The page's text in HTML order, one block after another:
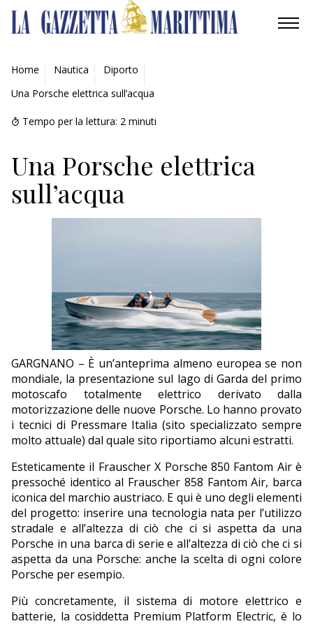
AMBIENTE
MOBILITÀ
INDUSTRIA
RICERCA
ECONOMIA
NAUTICA
EDITORIALI
Home Nautica
Diporto
Una Porsche elettrica sull’acqua
Tempo per la lettura: 2 minuti
Una Porsche elettrica
sull’acqua
GARGNANO – È un’anteprima almeno europea se non
mondiale, la presentazione sul lago di Garda del primo
motoscafo totalmente elettrico derivato dalla
motorizzazione delle nuove Porsche. Lo hanno provato
i tecnici di Pressmare Italia (sito specializzato sempre
molto attuale) dal quale sito riportiamo alcuni estratti.
Esteticamente il Frauscher X Porsche 850 Fantom Air è
pressoché identico al Frauscher 858 Fantom Air, barca
iconica del marchio austriaco. E qui è uno degli elementi
del progetto: inserire una tecnologia nata per l’utilizzo
stradale e all’altezza di ciò che ci si aspetta da una
Porsche in una barca di serie e all’altezza di ciò che ci si
aspetta da una Porsche: anche la scelta di ogni colore
Porsche per esempio.
Più concretamente, il sistema di motore elettrico e
batterie, la cosiddetta Premium Platform Electric, è lo